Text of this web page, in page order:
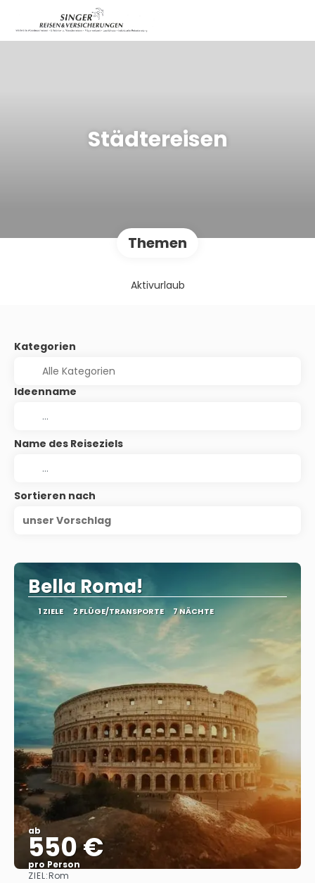
Städtereisen
Themen
Aktivurlaub
Kategorien
Ideenname
Name des Reiseziels
Sortieren nach
unser Vorschlag
Bella Roma!
1 ZIELE 2 FLÜGE/TRANSPORTE 7 NÄCHTE
ab
550 €
pro Person
ZIEL:Rom